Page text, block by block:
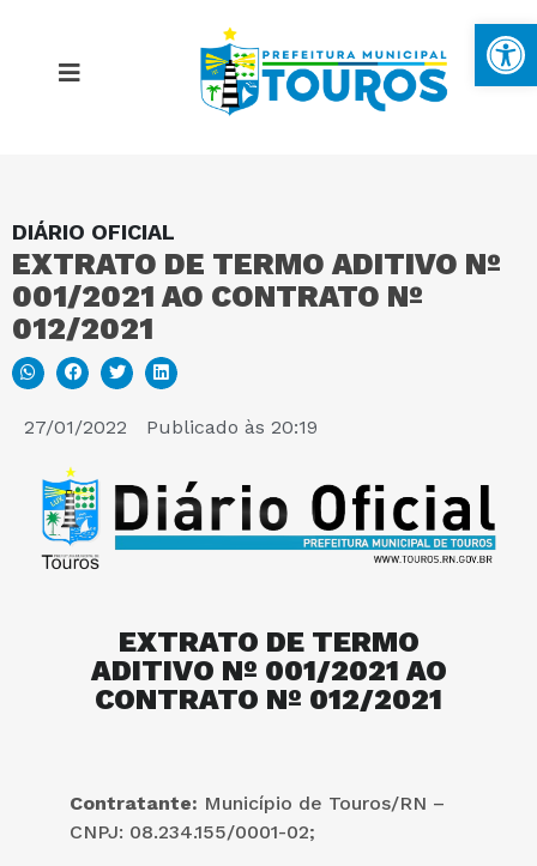
DIÁRIO OFICIAL
EXTRATO DE TERMO ADITIVO Nº
001/2021 AO CONTRATO Nº
012/2021
27/01/2022 Publicado às 20:19
EXTRATO DE TERMO
ADITIVO Nº 001/2021 AO
CONTRATO Nº 012/2021
Contratante: Município de Touros/RN –
CNPJ: 08.234.155/0001-02;
MAPA DO SITE
PORTAL DA TRANSPARÊNCIA
E-SIC
PERGUNTAS FREQUENTES